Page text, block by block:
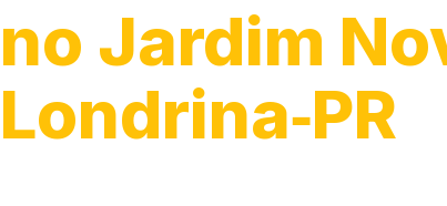
no Jardim
Londrina‑PR